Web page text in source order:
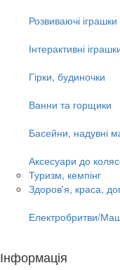
Розвиваючі іграшки
Інтерактивні
Гірки, будиночки
Ванни та горщики
Басейни, надувні
Аксесуари до
Туризм, кемпінг
Здоров'я, краса,
Електробритви/
Інформація